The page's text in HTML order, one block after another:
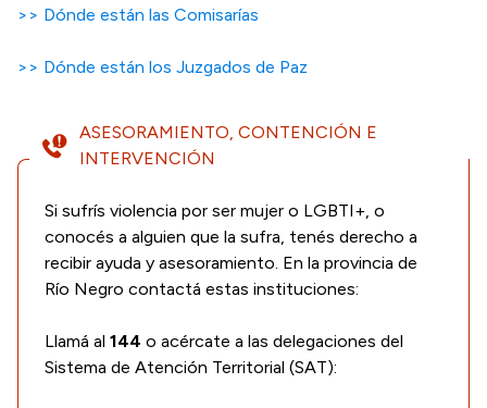
>> Dónde están las Comisarías
>> Dónde están los Juzgados de Paz
ASESORAMIENTO, CONTENCIÓN E
INTERVENCIÓN
Si sufrís violencia por ser mujer o LGBTI+, o
conocés a alguien que la sufra, tenés derecho a
recibir ayuda y asesoramiento. En la provincia de
Río Negro contactá estas instituciones:
Llamá al 144 o acércate a las delegaciones del
Sistema de Atención Territorial (SAT):